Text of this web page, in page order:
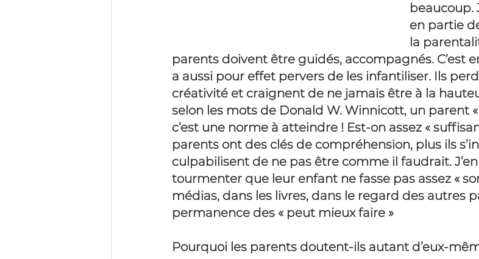
beaucoup.
en partie
la
parents doivent être guidés, accompagnés. C’est
a aussi pour effet pervers de les infantiliser. Ils
créativité et craignent de ne jamais être à la
selon les mots de Donald W. Winnicott, un parent
c’est une norme à atteindre ! Est-on assez «
parents ont des clés de compréhension, plus ils
culpabilisent de ne pas être comme il faudrait.
tourmenter que leur enfant ne fasse pas assez «
médias, dans les livres, dans le regard des autres
permanence des « peut mieux faire »
Pourquoi les parents doutent-ils autant d’eux-